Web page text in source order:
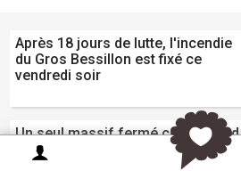
Après 18 jours de lutte, l'incendie
du Gros Bessillon est fixé ce
vendredi soir
Un seul massif fermé ce weekend
dans la région : le Haut Var